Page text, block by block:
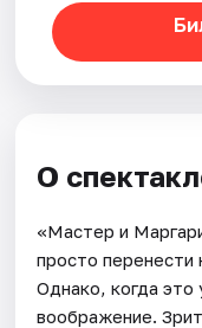
О
«Мастер и
просто перенести
Однако, когда это
воображение.